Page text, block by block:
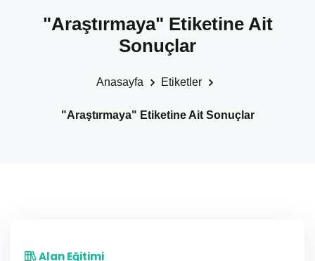
"Araştırmaya" Etiketine Ait
Sonuçlar
Anasayfa Etiketler
"Araştırmaya" Etiketine Ait Sonuçlar
Alan Eğitimi